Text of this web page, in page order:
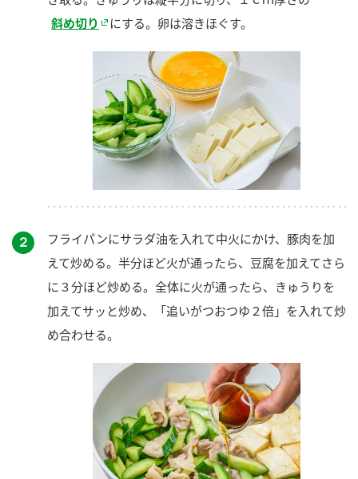
斜め切り
にする。卵は溶きほぐす。
２
フライパンにサラダ油を入れて中火にかけ、豚肉を加
えて炒める。半分ほど火が通ったら、豆腐を加えてさら
に３分ほど炒める。全体に火が通ったら、きゅうりを
加えてサッと炒め、「追いがつおつゆ２倍」を入れて炒
め合わせる。